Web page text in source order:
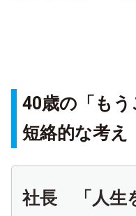
40歳の「も
短絡的な考え
社長 「人生